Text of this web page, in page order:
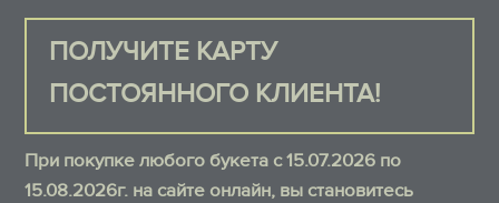
ПОЛУЧИТЕ КАРТУ
ПОСТОЯННОГО КЛИЕНТА!
При покупке любого букета с 15.07.2026 по
15.08.2026г. на сайте онлайн, вы становитесь